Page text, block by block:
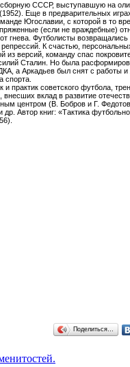
сборную СССР, выступавшую на
Еще в предварительных
Югославии, с которой в то
(если не враждебные)
гнева. Футболисты
К счастью,
из версий, команду спас
Сталин. Но была
а Аркадьев был снят с работы и
спорта.
практик советского футбола,
внесших вклад в развитие
центром (В. Бобров и Г.
Автор книг: «Тактика
Поделиться…